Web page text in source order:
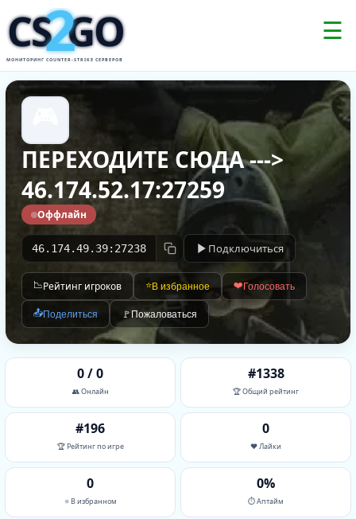
CS GO
2
МОНИТОРИНГ COUNTER-STRIKE СЕРВЕРОВ
☰
ПЕРЕХОДИТЕ СЮДА --->
46.174.52.17:27259
Оффлайн
46.174.49.39:27238 Подключиться
📉Рейтинг игроков ⭐В избранное ❤️Голосовать
📤Поделиться 🚩 Пожаловаться
0 / 0
👥 Онлайн
#1338
🏆 Общий рейтинг
#196
🏆 Рейтинг по игре
0
❤️ Лайки
0
⭐ В избранном
0%
⏱ Аптайм